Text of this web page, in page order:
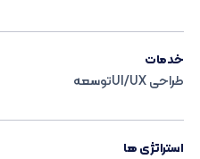
خدمات
طراحی UI/UXتوسعه
استراتژی ها